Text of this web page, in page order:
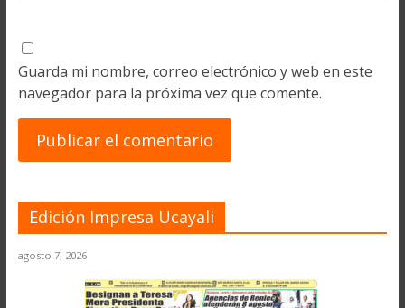
Guarda mi nombre, correo electrónico y web en este
navegador para la próxima vez que comente.
Edición Impresa Ucayali
agosto 7, 2026